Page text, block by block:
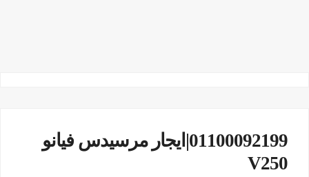
01100092199|ايجار مرسيدس فيانو
V250